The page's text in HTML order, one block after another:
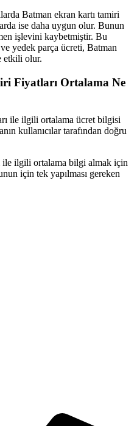
Batman ekran kartı tamiri
ise daha uygun olur. Bunun
işlevini kaybetmiştir. Bu
yedek parça ücreti, Batman
etkili olur.
Fiyatları Ortalama Ne
ile ilgili ortalama ücret bilgisi
kullanıcılar tarafından doğru
ile ilgili ortalama bilgi almak için
için tek yapılması gereken